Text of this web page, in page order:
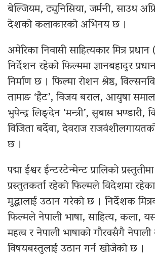
बेल्जियम, ट्युनिसिया, जर्मनी, साउथ
देशको कलाकारको अभिनय छ ।
अमेरिका निवासी साहित्यकार मित्र
निर्देशन रहेको फिल्ममा ज्ञानबहादुर
निर्माण छ । फिल्मा रोशन श्रेष्ठ,
तामाङ ‘हैट’, विजय बराल, आयुषा
भुपेन्द्र लिङ्देन ‘मन्त्री’, सुबास भण्डारी,
विजिता बर्देवा, देवराज
छ ।
पद्मा ईश्वर ईन्टरटेन्मेन्ट प्रालिको
प्रस्तुतकर्ता रहेको फिल्मले विदेशमा
मुद्धालाई उठान गरेको छ । निर्देशक
फिल्मले नेपाली भाषा, साहित्य, कला,
महत्व र नेपाली भाषाको गौरवसँगै
विषयबस्तुलाई उठान गर्न खोजेको छ ।